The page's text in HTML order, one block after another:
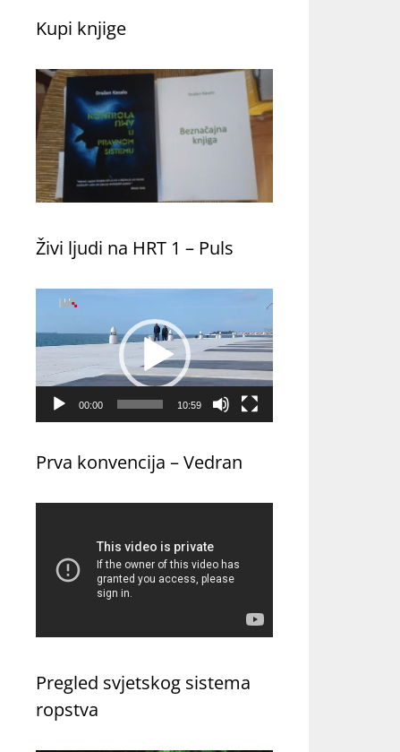
Kupi knjige
Živi ljudi na HRT 1 – Puls
Reproduktor
videozapisa
00:00 10:59
Prva konvencija – Vedran
Pregled svjetskog sistema
ropstva